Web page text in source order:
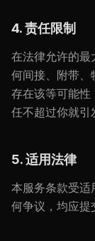
4. 责任限制
在法律允许的最
何间接、附带、
存在该等可能
任不超过你就引
5. 适用法律
本服务条款受适
何争议，均应提